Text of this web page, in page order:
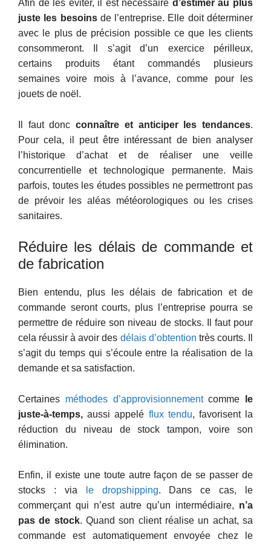
Afin de les éviter, il est nécessaire d’estimer au plus
juste les besoinsde l’entreprise. Elle doit déterminer
avec le plus de précision possible ce que les clients
consommeront. Il s’agit d’un exercice périlleux,
certains produits étant commandés plusieurs
semaines voire mois à l’avance, comme pour les
jouets de noël.
Il faut doncconnaître et anticiper les tendances.
Pour cela, il peut être intéressant de bien analyser
l’historique d’achat et de réaliser une veille
concurrentielle et technologique permanente. Mais
parfois, toutes les études possibles ne permettront pas
de prévoir les aléas météorologiques ou les crises
sanitaires.
Réduire les délais de commande et
de fabrication
Bien entendu, plus les délais de fabrication et de
commande seront courts, plus l’entreprise pourra se
permettre de réduire son niveau de stocks. Il faut pour
cela réussir à avoir des délais d’obtention très courts. Il
s’agit du temps qui s’écoule entre la réalisation de la
demande et sa satisfaction.
Certaines méthodes d’approvisionnementcomme le
juste-à-temps,aussi appelé flux tendu, favorisent la
réduction du niveau de stock tampon, voire son
élimination.
Enfin, il existe une toute autre façon de se passer de
stocks : via
le dropshipping. Dans ce cas, le
commerçant qui n’est autre qu’un intermédiaire, n’a
pas de stock. Quand son client réalise un achat, sa
commande est automatiquement envoyée chez le